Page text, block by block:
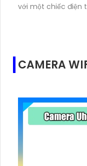
với một chiếc điện
CAMERA